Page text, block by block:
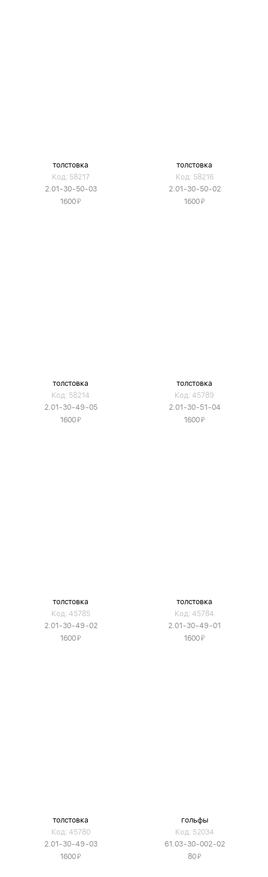
толстовка
Код: 58217
2.01-30-50-03
1600Я
толстовка
Код: 58216
2.01-30-50-02
1600Я
толстовка
Код: 58214
2.01-30-49-05
1600Я
толстовка
Код: 45789
2.01-30-51-04
1600Я
толстовка
Код: 45785
2.01-30-49-02
1600Я
толстовка
Код: 45784
2.01-30-49-01
1600Я
толстовка
Код: 45780
2.01-30-49-03
1600Я
гольфы
Код: 52034
61.03-30-002-02
80Я